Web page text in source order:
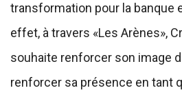
transformation pour la banque
effet, à travers «Les Arènes»,
souhaite renforcer son image
renforcer sa présence en tant